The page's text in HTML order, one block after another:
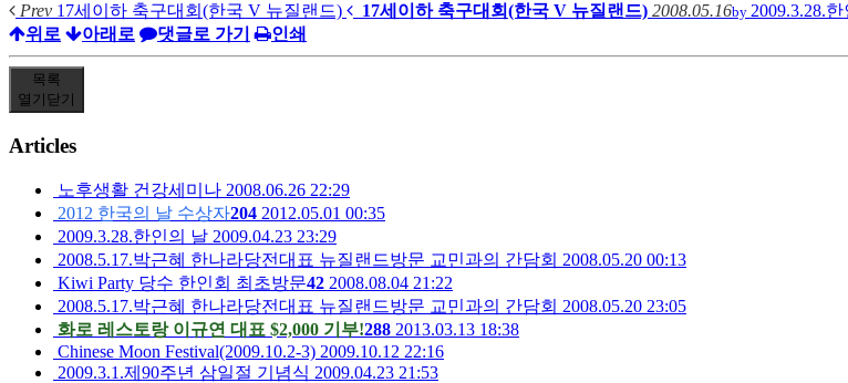
Prev 17세이하 축구대회(한국 V 뉴질랜드) 17세이하 축구대회(한국 V 뉴질랜드) 2008.05.16by 2009.3.28.
위로 아래로 댓글로 가기 인쇄
목록
열기 닫기
Articles
노후생활 건강세미나 2008.06.26 22:29
2012 한국의 날 수상자204 2012.05.01 00:35
2009.3.28.한인의 날 2009.04.23 23:29
2008.5.17.박근혜 한나라당전대표 뉴질랜드방문 교민과의 간담회 2008.05.20 00:13
Kiwi Party 당수 한인회 최초방문42 2008.08.04 21:22
2008.5.17.박근혜 한나라당전대표 뉴질랜드방문 교민과의 간담회 2008.05.20 23:05
화로 레스토랑 이규연 대표 $2,000 기부!288 2013.03.13 18:38
Chinese Moon Festival(2009.10.2-3) 2009.10.12 22:16
2009.3.1.제90주년 삼일절 기념식 2009.04.23 21:53